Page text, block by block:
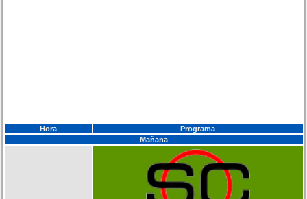
Hora
Programa
Mañana